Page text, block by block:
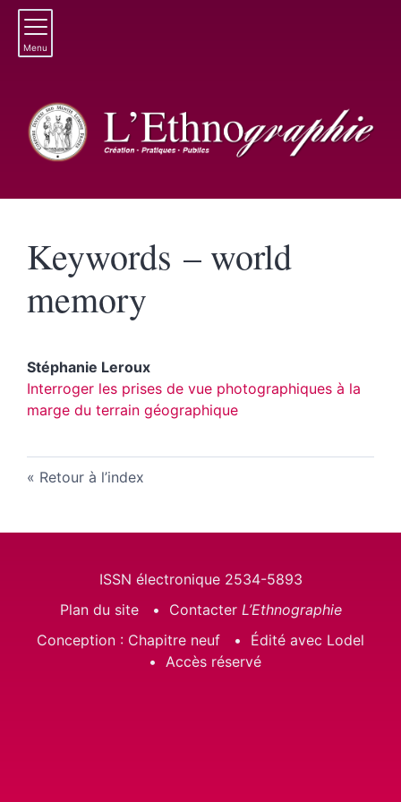
Menu
Keywords – world
memory
Stéphanie Leroux
Interroger les prises de vue photographiques à la
marge du terrain géographique
Retour à l’index
ISSN électronique 2534-5893
Plan du site
Contacter L’Ethnographie
Conception : Chapitre neuf
Édité avec Lodel
Accès réservé